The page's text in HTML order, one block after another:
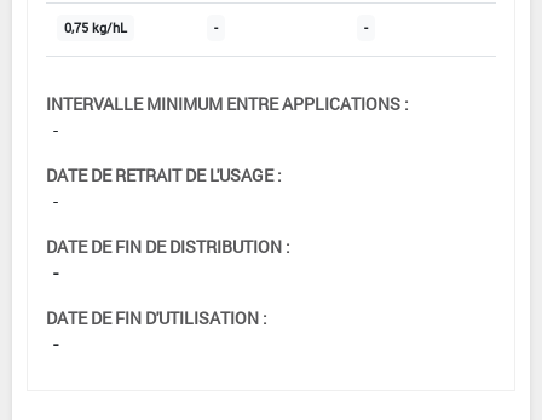
0,75 kg/hL - -
INTERVALLE MINIMUM ENTRE APPLICATIONS :
-
DATE DE RETRAIT DE L'USAGE :
-
DATE DE FIN DE DISTRIBUTION :
-
DATE DE FIN D'UTILISATION :
-